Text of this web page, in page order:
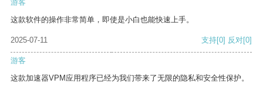
游客
这款软件的操作非常简单，即使是小白也能快速上手。
2025-07-11 支持[0] 反对[0]
游客
这款加速器VPM应用程序已经为我们带来了无限的隐私和安全性保护。